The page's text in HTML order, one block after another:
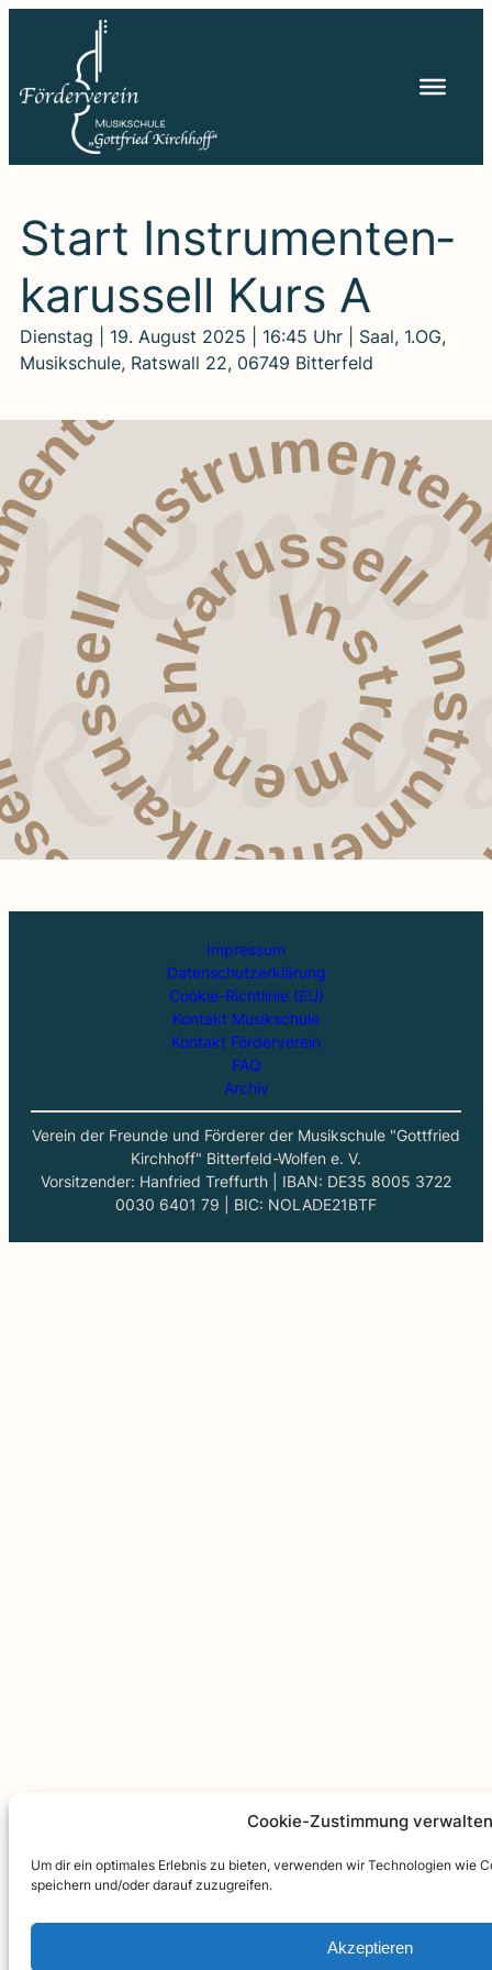
Cookie-Zustimmung verwalten
Um dir ein optimales Erlebnis zu bieten, verwenden wir Technologien wie
speichern und/oder darauf zuzugreifen.
Akzeptieren
springen
Start Instru­men­ten­
ka­rus­sell Kurs A
Dienstag | 19. August 2025 | 16:45 Uhr | Saal, 1.OG,
Musikschule, Ratswall 22, 06749 Bitterfeld
Impressum
Datenschutzerklärung
Cookie-Richtlinie (EU)
Kontakt Musikschule
Kontakt Förderverein
FAQ
Archiv
Verein der Freunde und Förderer der Musikschule "Gottfried
Kirchhoff" Bitterfeld-Wolfen e. V.
Vorsitzender: Hanfried Treffurth | IBAN: DE35 8005 3722
0030 6401 79 | BIC: NOLADE21BTF